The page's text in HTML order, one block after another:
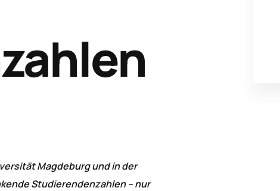
Magdeburg und in der
Studierendenzahlen – nur